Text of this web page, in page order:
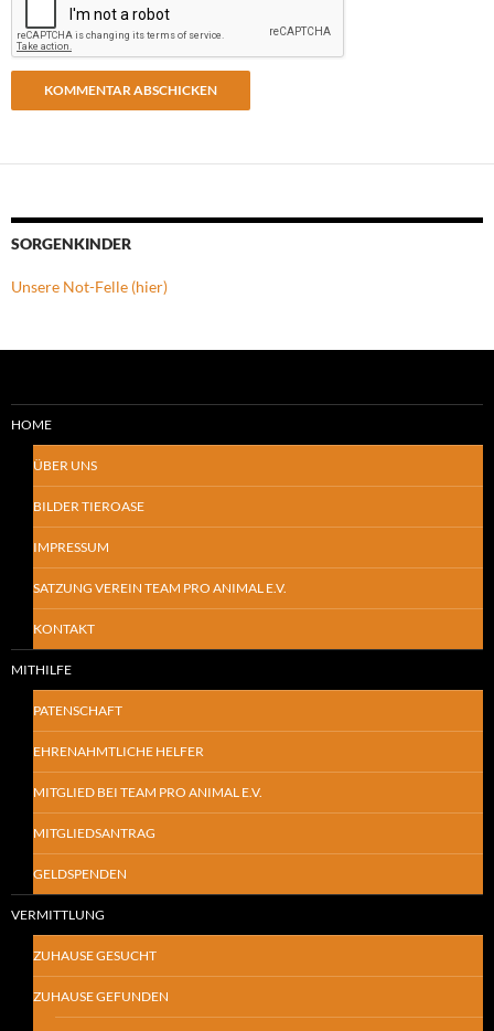
SORGENKINDER
Unsere Not-Felle (hier)
HOME
ÜBER UNS
BILDER TIEROASE
IMPRESSUM
SATZUNG VEREIN TEAM PRO ANIMAL E.V.
KONTAKT
MITHILFE
PATENSCHAFT
EHRENAHMTLICHE HELFER
MITGLIED BEI TEAM PRO ANIMAL E.V.
MITGLIEDSANTRAG
GELDSPENDEN
VERMITTLUNG
ZUHAUSE GESUCHT
ZUHAUSE GEFUNDEN